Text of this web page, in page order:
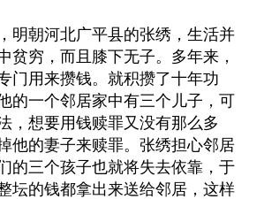
明朝河北广平县的张绣，生活并
贫穷，而且膝下无子。多年来，
门用来攒钱。就积攒了十年功
的一个邻居家中有三个儿子，可
，想要用钱赎罪又没有那么多
他的妻子来赎罪。张绣担心邻居
的三个孩子也就将失去依靠，于
坛的钱都拿出来送给邻居，这样